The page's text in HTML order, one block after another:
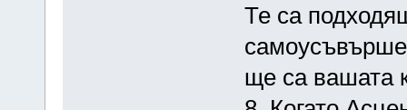
Те са
ще са вашата